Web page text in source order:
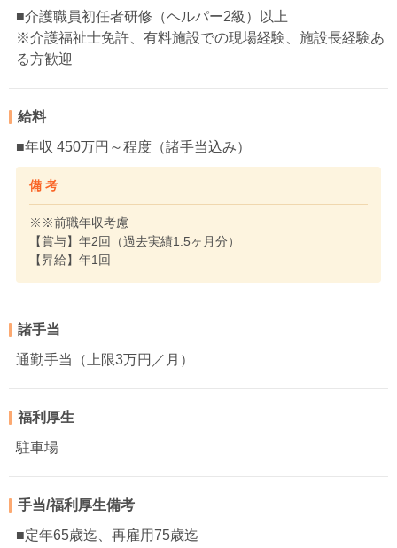
■介護職員初任者研修（ヘルパー2級）以上
※介護福祉士免許、有料施設での現場経験、施設長経験あ
る方歓迎
給料
■年収 450万円～程度（諸手当込み）
備 考
※※前職年収考慮
【賞与】年2回（過去実績1.5ヶ月分）
【昇給】年1回
諸手当
通勤手当（上限3万円／月）
福利厚生
駐車場
手当/福利厚生備考
■定年65歳迄、再雇用75歳迄